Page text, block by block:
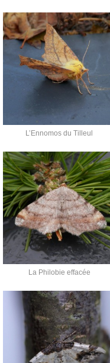
L’Ennomos du Tilleul
La Philobie effacée